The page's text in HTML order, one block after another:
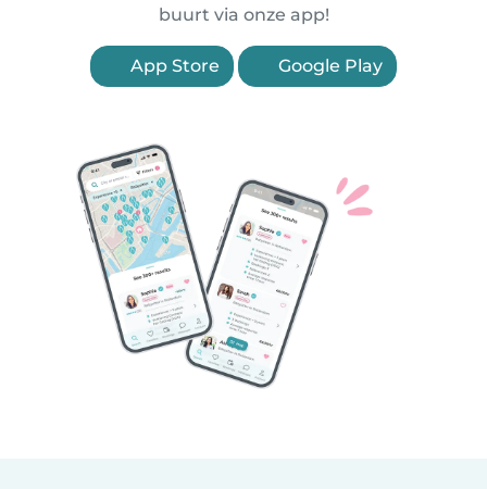
buurt via onze app!
App Store Google Play